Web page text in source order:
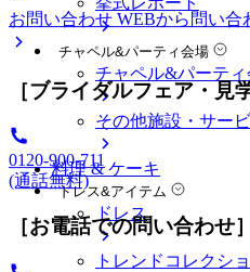
チャペル&パーティ会場
チャペル&パーティ
その他施設・サー
料理 & ケーキ
ドレス&アイテム
ドレス
トレンドコレクシ
お問い合わせ WEBから問い合
［ブライダルフェア・見
0120-900-711
(通話無料)
［お電話での問い合わせ］